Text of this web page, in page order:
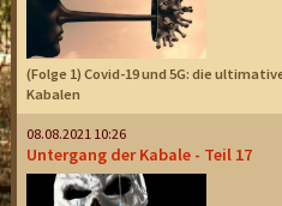
(Folge 1) Covid-19 und 5G: die
Kabalen
08.08.2021 10:26
Untergang der Kabale - Teil 17